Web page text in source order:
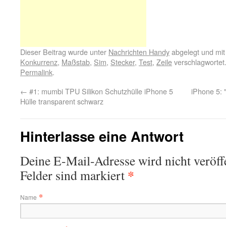
Dieser Beitrag wurde unter Nachrichten Handyabgelegt und
Konkurrenz, Maßstab, Sim, Stecker, Test, Zeile
Permalink.
← #1: mumbi TPU Silikon Schutzhülle iPhone 5
Hülle transparent schwarz
iPhone 5:
Hinterlasse eine Antwort
Deine E-Mail-Adresse wird nicht
Felder sind markiert *
Name *